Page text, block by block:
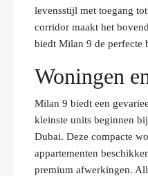
levensstijl met toegang
corridor maakt het
biedt Milan 9 de perfecte
Woningen
Milan 9 biedt een
kleinste units beginnen
Dubai. Deze compacte
appartementen
premium afwerkingen.